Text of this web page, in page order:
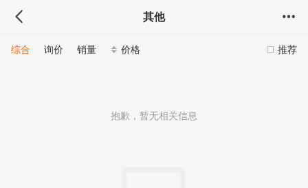
其他
推荐
综合 询价 销量 价格
抱歉，暂无相关信息